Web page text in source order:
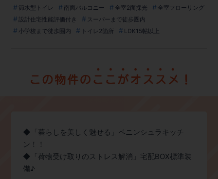
節水型トイレ
南面バルコニー 全室2面採光
全室フローリング
設計住宅性能評価付き
スーパーまで徒歩圏内
小学校まで徒歩圏内
トイレ2箇所 LDK15帖以上
◆「暮らしを美しく魅せる」ペニンシュラキッチ
ン！！
◆「荷物受け取りのストレス解消」宅配BOX標準装
備♪